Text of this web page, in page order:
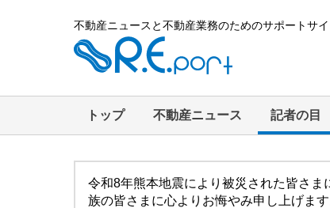
不動産ニュースと不動産業務のためのサポートサイ
トップ 不動産ニュース 記者の目
令和8年熊本地震により被災された皆さ
族の皆さまに心よりお悔やみ申し上げま